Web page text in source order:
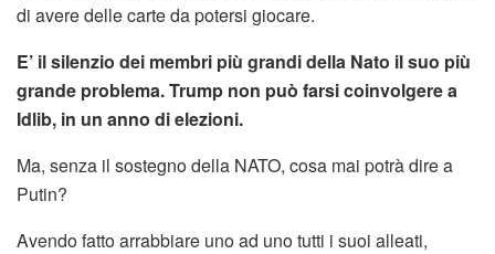
di avere delle carte da potersi giocare.
E’ il silenzio dei membri più grandi della Nato il suo più
grande problema. Trump non può farsi coinvolgere a
Idlib, in un anno di elezioni.
Ma, senza il sostegno della NATO, cosa mai potrà dire a
Putin?
Avendo fatto arrabbiare uno ad uno tutti i suoi alleati,